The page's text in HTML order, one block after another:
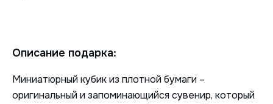
Описание подарка:
Миниатюрный кубик из плотной бумаги –
оригинальный и запоминающийся сувенир, который